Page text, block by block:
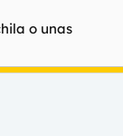
o unas